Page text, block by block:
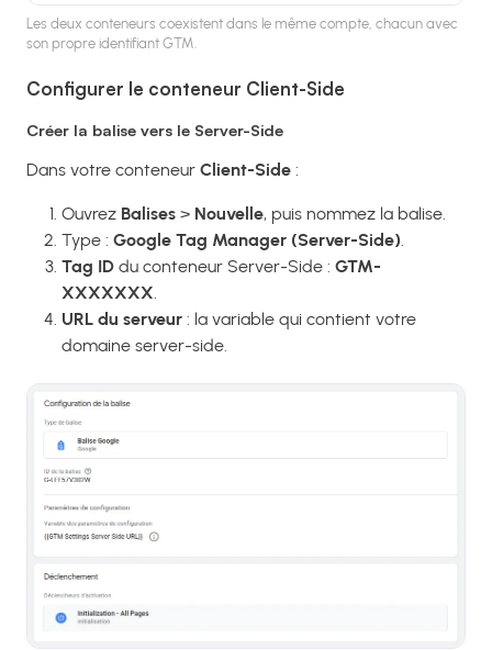
Les deux conteneurs coexistent dans le même compte, chacun avec
son propre identifiant GTM.
Configurer le conteneur Client-Side
Créer la balise vers le Server-Side
Dans votre conteneur Client-Side :
Ouvrez Balises > Nouvelle, puis nommez la balise.
Type : Google Tag Manager (Server-Side).
Tag ID du conteneur Server-Side : GTM-
XXXXXXX.
URL du serveur : la variable qui contient votre
domaine server-side.